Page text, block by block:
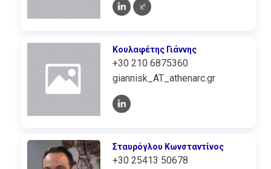
Κουλαφέτης Γιάννης
+30 210 6875360
giannisk_AT_athenarc.gr
Σταυρόγλου Κωνσταντίνος
+30 25413 50678